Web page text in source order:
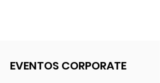
EVENTOS CORPORATE